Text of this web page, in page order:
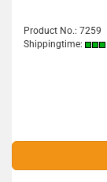
Product No.: 7259
Shippingtime: